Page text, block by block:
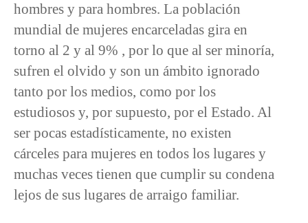
hombres y para hombres. La población
mundial de mujeres encarceladas gira en
torno al 2 y al 9% , por lo que al ser minoría,
sufren el olvido y son un ámbito ignorado
tanto por los medios, como por los
estudiosos y, por supuesto, por el Estado. Al
ser pocas estadísticamente, no existen
cárceles para mujeres en todos los lugares y
muchas veces tienen que cumplir su condena
lejos de sus lugares de arraigo familiar.